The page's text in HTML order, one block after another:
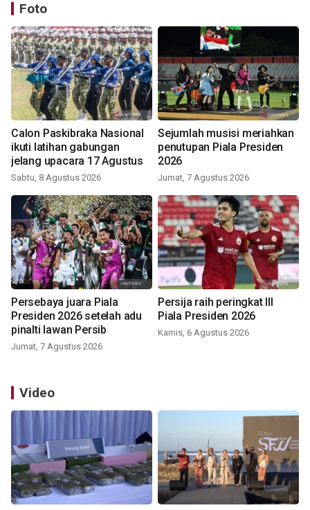
Foto
Calon Paskibraka Nasional
ikuti latihan gabungan
jelang upacara 17 Agustus
Sabtu, 8 Agustus 2026
Sejumlah musisi meriahkan
penutupan Piala Presiden
2026
Jumat, 7 Agustus 2026
Persebaya juara Piala
Presiden 2026 setelah adu
pinalti lawan Persib
Jumat, 7 Agustus 2026
Persija raih peringkat III
Piala Presiden 2026
Kamis, 6 Agustus 2026
Video